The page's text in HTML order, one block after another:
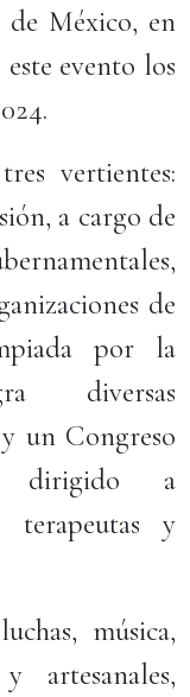
México, en
evento los
vertientes:
a cargo de
de
por la
diversas
un Congreso
dirigido a
terapeutas y
música,
artesanales,